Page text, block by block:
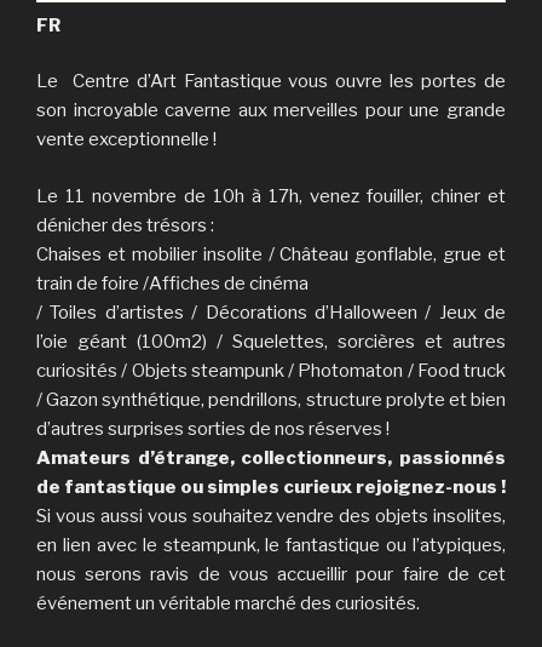
FR
Le Centre d’Art Fantastique vous ouvre les portes de
son incroyable caverne aux merveilles pour une grande
vente exceptionnelle !
Le 11 novembre de 10h à 17h, venez fouiller, chiner et
dénicher des trésors :
Chaises et mobilier insolite / Château gonflable, grue et
train de foire /Affiches de cinéma
/ Toiles d’artistes / Décorations d’Halloween / Jeux de
l’oie géant (100m2) / Squelettes, sorcières et autres
curiosités / Objets steampunk / Photomaton / Food truck
/ Gazon synthétique, pendrillons, structure prolyte et bien
d’autres surprises sorties de nos réserves !
Amateurs d’étrange, collectionneurs, passionnés
de fantastique ou simples curieux rejoignez-nous !
Si vous aussi vous souhaitez vendre des objets insolites,
en lien avec le steampunk, le fantastique ou l’atypiques,
nous serons ravis de vous accueillir pour faire de cet
événement un véritable marché des curiosités.